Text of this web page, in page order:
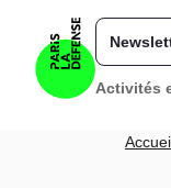
Activités
Fil